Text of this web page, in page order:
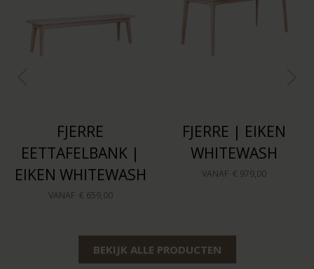
FJERRE
EETTAFELBANK |
EIKEN WHITEWASH
VANAF € 659,00
FJERRE | EIKEN
WHITEWASH
VANAF € 979,00
BEKIJK ALLE PRODUCTEN